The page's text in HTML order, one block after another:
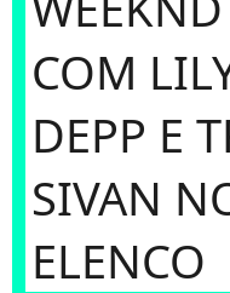
COM
DEPP E
SIVAN
ELENCO